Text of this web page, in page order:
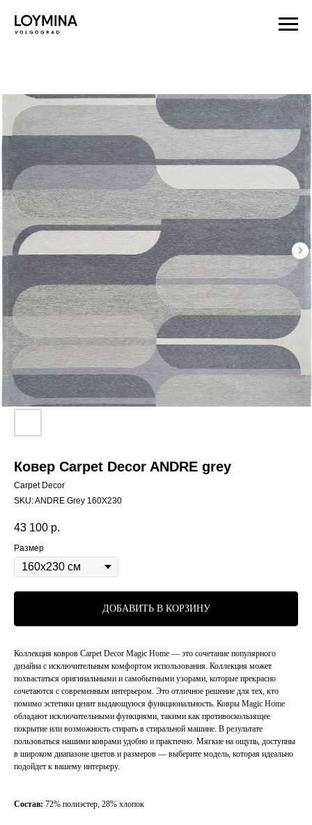
Ковер Carpet Decor ANDRE grey
Carpet Decor
SKU:ANDRE Grey 160X230
43 100 р.
Размер
ДОБАВИТЬ В КОРЗИНУ
Коллекция ковров Carpet Decor Magic Home — это сочетание популярного
дизайна с исключительным комфортом использования. Коллекция может
похвастаться оригинальными и самобытными узорами, которые прекрасно
сочетаются с современным интерьером. Это отличное решение для тех, кто
помимо эстетики ценит выдающуюся функциональность. Ковры Magic Home
обладают исключительными функциями, такими как противоскользящее
покрытие или возможность стирать в стиральной машине. В результате
пользоваться нашими коврами удобно и практично. Мягкие на ощупь, доступны
в широком диапазоне цветов и размеров — выберите модель, которая идеально
подойдет к вашему интерьеру.
Состав: 72% полиэстер, 28% хлопок